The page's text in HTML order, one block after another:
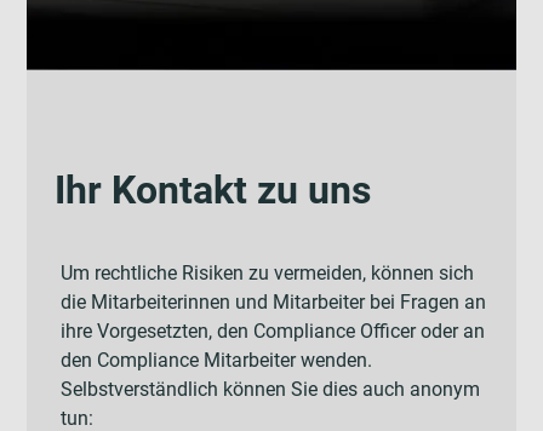
Ihr Kontakt zu uns
Um rechtliche Risiken zu vermeiden, können sich
die Mitarbeiterinnen und Mitarbeiter bei Fragen an
ihre Vorgesetzten, den Compliance Officer oder an
den Compliance Mitarbeiter wenden.
Selbstverständlich können Sie dies auch anonym
tun: